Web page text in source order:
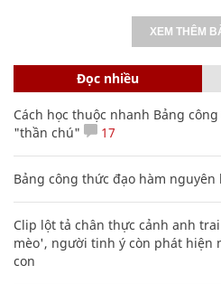
XEM THÊM
Đọc nhiều
Cách học thuộc nhanh Bảng
"thần chú"
17
Bảng công thức đạo hàm
Clip lột tả chân thực cảnh anh
mèo', người tinh ý còn phát hiện
con